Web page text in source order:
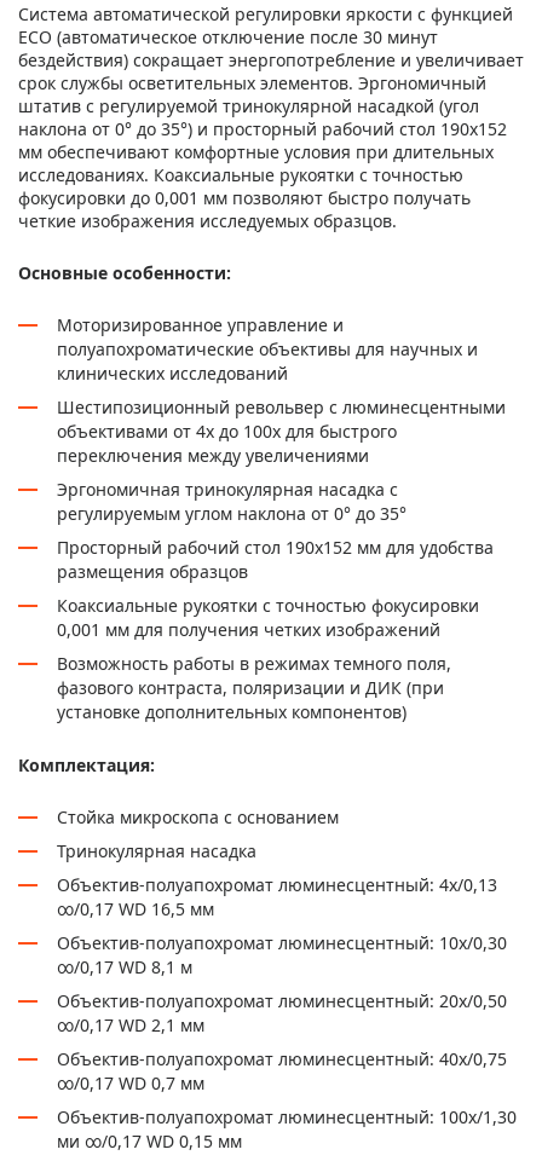
Система автоматической регулировки яркости с функцией
ECO (автоматическое отключение после 30 минут
бездействия) сокращает энергопотребление и увеличивает
срок службы осветительных элементов. Эргономичный
штатив с регулируемой тринокулярной насадкой (угол
наклона от 0° до 35°) и просторный рабочий стол 190x152
мм обеспечивают комфортные условия при длительных
исследованиях. Коаксиальные рукоятки с точностью
фокусировки до 0,001 мм позволяют быстро получать
четкие изображения исследуемых образцов.
Основные особенности:
Моторизированное управление и
полуапохроматические объективы для научных и
клинических исследований
Шестипозиционный револьвер с люминесцентными
объективами от 4x до 100x для быстрого
переключения между увеличениями
Эргономичная тринокулярная насадка с
регулируемым углом наклона от 0° до 35°
Просторный рабочий стол 190x152 мм для удобства
размещения образцов
Коаксиальные рукоятки с точностью фокусировки
0,001 мм для получения четких изображений
Возможность работы в режимах темного поля,
фазового контраста, поляризации и ДИК (при
установке дополнительных компонентов)
Комплектация:
Стойка микроскопа с основанием
Тринокулярная насадка
Объектив-полуапохромат люминесцентный: 4х/0,13
∞/0,17 WD 16,5 мм
Объектив-полуапохромат люминесцентный: 10х/0,30
∞/0,17 WD 8,1 м
Объектив-полуапохромат люминесцентный: 20х/0,50
∞/0,17 WD 2,1 мм
Объектив-полуапохромат люминесцентный: 40х/0,75
∞/0,17 WD 0,7 мм
Объектив-полуапохромат люминесцентный: 100х/1,30
ми ∞/0,17 WD 0,15 мм